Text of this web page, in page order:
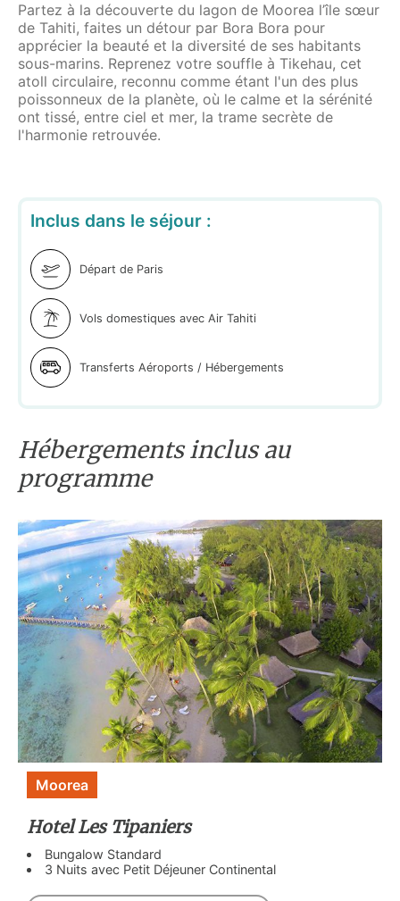
Partez à la découverte du lagon de Moorea l’île sœur
de Tahiti, faites un détour par Bora Bora pour
apprécier la beauté et la diversité de ses habitants
sous-marins. Reprenez votre souffle à Tikehau, cet
atoll circulaire, reconnu comme étant l'un des plus
poissonneux de la planète, où le calme et la sérénité
ont tissé, entre ciel et mer, la trame secrète de
l'harmonie retrouvée.
Inclus dans le séjour :
Départ de Paris
Vols domestiques avec Air Tahiti
Transferts Aéroports / Hébergements
Hébergements inclus au
programme
Moorea
Hotel Les Tipaniers
Bungalow Standard
3 Nuits avec Petit Déjeuner Continental